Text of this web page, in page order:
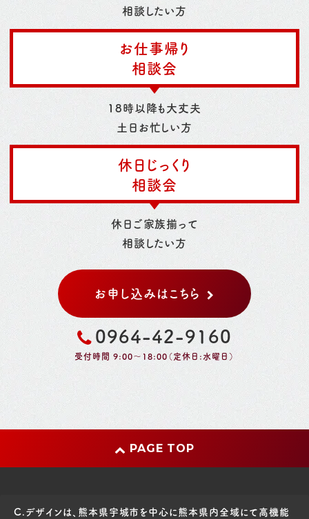
相談したい方
お仕事帰り
相談会
18時以降も大丈夫
土日お忙しい方
休日じっくり
相談会
休日ご家族揃って
相談したい方
お申し込みはこちら
0964-42-9160
受付時間 9:00～18:00（定休日:水曜日）
PAGE TOP
C.デザインは、熊本県宇城市を中心に熊本県内全域にて高機能